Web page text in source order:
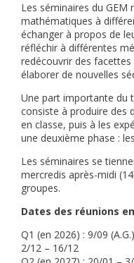
Les séminaires du GEM
mathématiques à
échanger à propos de
réfléchir à différentes
redécouvrir des
élaborer de nouvelles
Une part importante du
consiste à produire des
en classe, puis à les
une deuxième phase :
Les séminaires se
mercredis après-midi
groupes.
Dates des réunions
Q1 (en 2026) : 9/09
2/12 – 16/12